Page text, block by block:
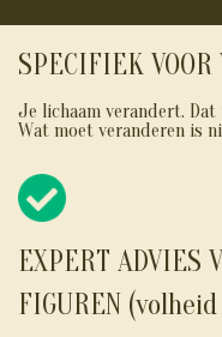
SPECIFIEK
Je lichaam verandert.
Wat moet veranderen is
EXPERT ADVIES
FIGUREN